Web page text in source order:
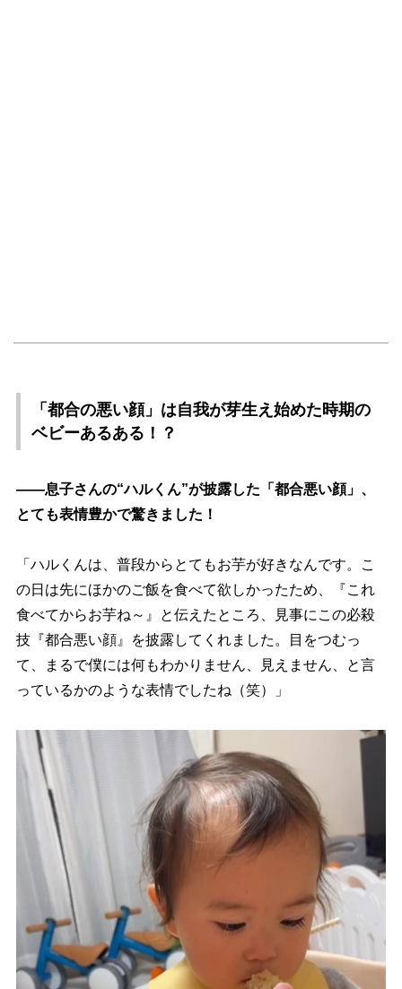
「都合の悪い顔」は自我が芽生え始めた時期の
ベビーあるある！？
――息子さんの“ハルくん”が披露した「都合悪い顔」、
とても表情豊かで驚きました！
「ハルくんは、普段からとてもお芋が好きなんです。こ
の日は先にほかのご飯を食べて欲しかったため、『これ
食べてからお芋ね～』と伝えたところ、見事にこの必殺
技『都合悪い顔』を披露してくれました。目をつむっ
て、まるで僕には何もわかりません、見えません、と言
っているかのような表情でしたね（笑）」